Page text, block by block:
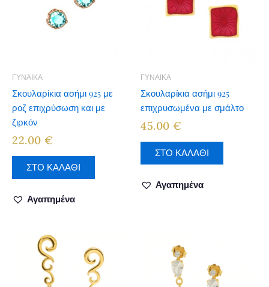
ΓΥΝΑΙΚΑ
Σκουλαρίκια ασήμι 925 με
ροζ επιχρύσωση και με
ζιρκόν
22.00 €
ΣΤΟ ΚΑΛΑΘΙ
Αγαπημένα
ΓΥΝΑΙΚΑ
Σκουλαρίκια ασήμι 925
επιχρυσωμένα με σμάλτο
45.00 €
ΣΤΟ ΚΑΛΑΘΙ
Αγαπημένα